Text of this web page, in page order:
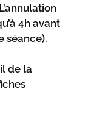
4h avant
séance).
de la